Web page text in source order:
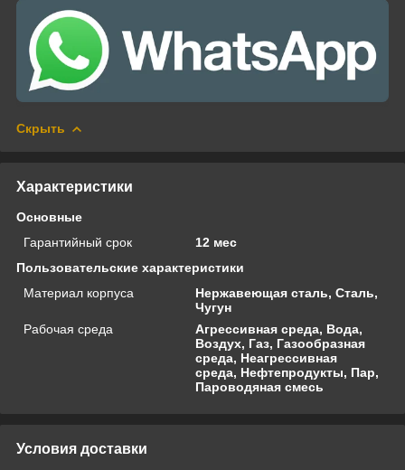
Скрыть
Характеристики
Основные
Гарантийный срок
12 мес
Пользовательские характеристики
Материал корпуса
Нержавеющая сталь, Сталь,
Чугун
Рабочая среда
Агрессивная среда, Вода,
Воздух, Газ, Газообразная
среда, Неагрессивная
среда, Нефтепродукты, Пар,
Пароводяная смесь
Условия доставки